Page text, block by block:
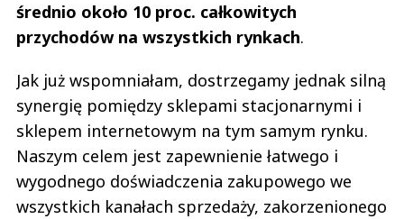
średnio około 10 proc. całkowitych
przychodów na wszystkich rynkach.
Jak już wspomniałam, dostrzegamy jednak silną
synergię pomiędzy sklepami stacjonarnymi i
sklepem internetowym na tym samym rynku.
Naszym celem jest zapewnienie łatwego i
wygodnego doświadczenia zakupowego we
wszystkich kanałach sprzedaży, zakorzenionego